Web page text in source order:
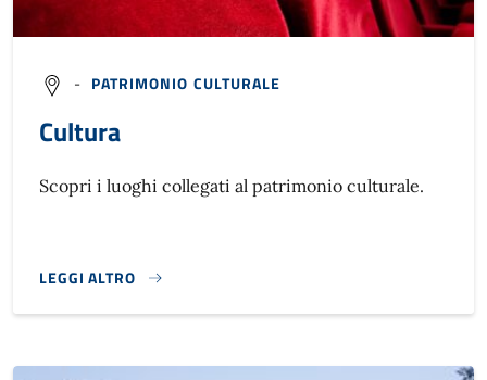
- PATRIMONIO CULTURALE
Cultura
Scopri i luoghi collegati al patrimonio culturale.
LEGGI ALTRO
CULTURA}